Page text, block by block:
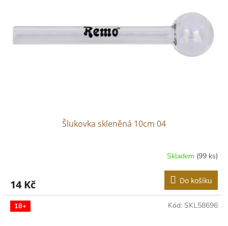
Šlukovka skleněná 10cm 04
Skladem (99 ks)
14 Kč Do košíku
18+ Kód: SKL58696